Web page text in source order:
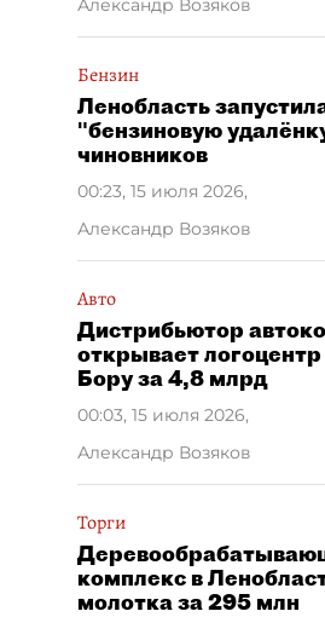
Александр Возяков
Бензин
Ленобласть
"бензиновую
чиновников
00:23, 15 июля 2026,
Александр Возяков
Авто
Дистрибьютор
открывает
Бору за 4,8 млрд
00:03, 15 июля 2026,
Александр Возяков
Торги
комплекс в
молотка за 295 млн